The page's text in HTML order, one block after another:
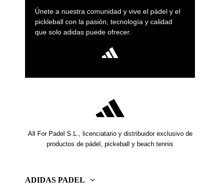
Únete a nuestra comunidad y vive el pádel y el
pickleball con la pasión, tecnología y calidad
que solo adidas puede ofrecer.
All For Padel S.L., licenciatario y distribuidor exclusivo de
productos de pádel, pickeball y beach tennis
ADIDAS PADEL